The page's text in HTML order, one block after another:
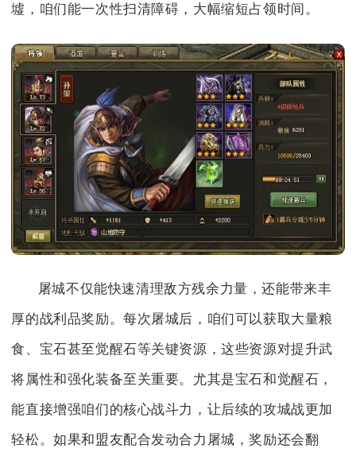
墟，咱们能一次性扫清障碍，大幅缩短占领时间。
屠城不仅能快速清理敌方残余力量，还能带来丰
厚的战利品奖励。每次屠城后，咱们可以获取大量粮
食、宝石甚至觉醒石等关键资源，这些资源对提升武
将属性和强化装备至关重要。尤其是宝石和觉醒石，
能直接增强咱们的核心战斗力，让后续的攻城战更加
轻松。如果和盟友配合发动合力屠城，奖励还会翻